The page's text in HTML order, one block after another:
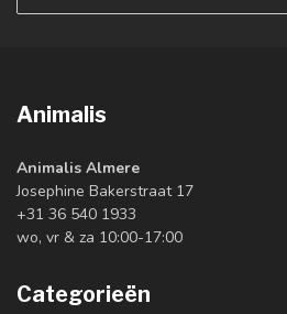
Animalis
Animalis Almere
Josephine Bakerstraat 17
+31 36 540 1933
wo, vr & za 10:00-17:00
Categorieën